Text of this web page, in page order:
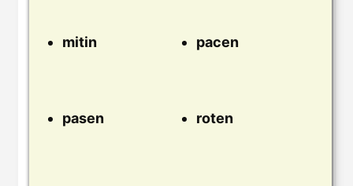
mitin pacen
pasen roten